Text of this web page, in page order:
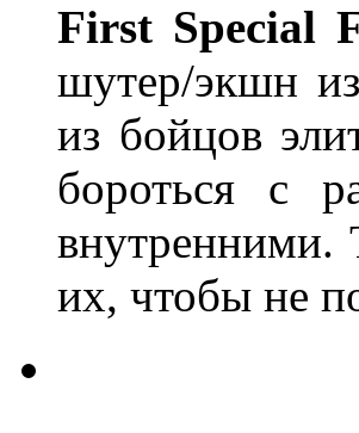
First Special
шутер/экшн
из бойцов
бороться с
внутренними.
их, чтобы не